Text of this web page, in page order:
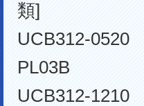
類]
UCB312-
PL03B
UCB312-